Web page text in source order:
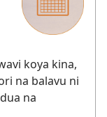
koya kina,
na balavu ni
na